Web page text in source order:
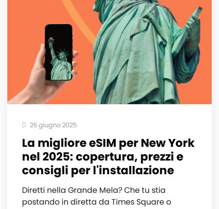
26 giugno 2025
La migliore eSIM per New York
nel 2025: copertura, prezzi e
consigli per l'installazione
Diretti nella Grande Mela? Che tu stia
postando in diretta da Times Square o